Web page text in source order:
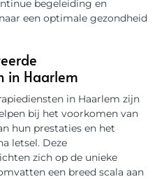
begeleiding en
een optimale gezondheid
in Haarlem
in Haarlem zijn
bij het voorkomen van
hun prestaties en het
letsel. Deze
zich op de unieke
een breed scala aan